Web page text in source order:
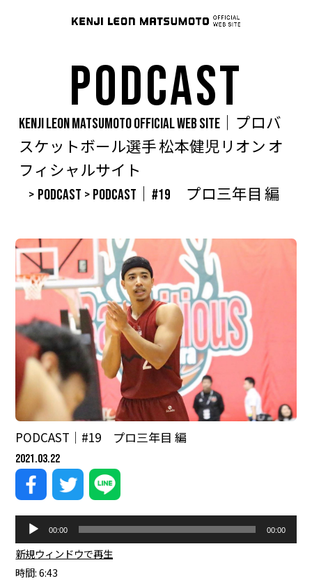
PODCAST
KENJI LEON MATSUMOTO OFFICIAL WEB SITE｜プロバ
スケットボール選手 松本健児リオン オ
フィシャルサイト
> PODCAST > PODCAST｜#19 プロ三年目 編
PODCAST｜#19 プロ三年目 編
2021.03.22
プ
レ
00:00 00:00
新規ウィンドウで再生
時間: 6:43